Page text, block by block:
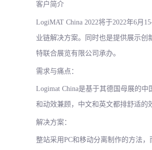
客户简介
LogiMAT China 2022将于2022年6月
业链解决方案。同时也是提供展示创
特联合展览有限公司承办。
需求与痛点：
Logimat China是基于其德国母展的
和动效兼顾，中文和英文都排舒适的
解决方案：
整站采用PC和移动分离制作的方法